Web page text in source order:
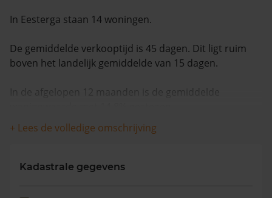
In Eesterga staan 14 woningen.
De gemiddelde verkooptijd is 45 dagen. Dit ligt ruim
boven het landelijk gemiddelde van 15 dagen.
In de afgelopen 12 maanden is de gemiddelde
+ Lees de volledige omschrijving
Kadastrale gegevens